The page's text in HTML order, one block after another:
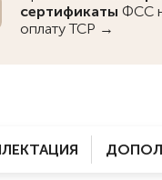
сертификаты ФСС
оплату ТСР →